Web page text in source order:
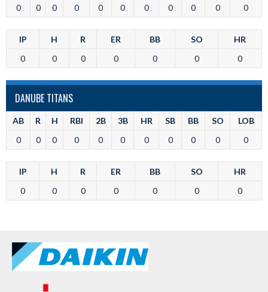
0
0 0 0 0 0 0 0 0 0 0
IP H R ER BB SO
HR
0
0 0 0 0 0 0
DANUBE TITANS
AB R H RBI 2B 3B HR SB BB SO
LOB
0
0 0 0 0 0 0 0 0 0 0
IP H R ER BB SO
HR
0
0 0 0 0 0 0